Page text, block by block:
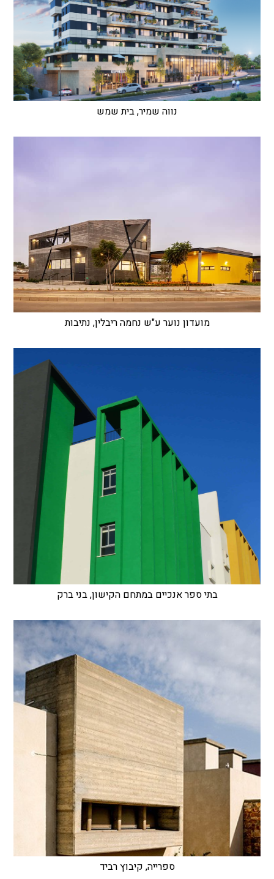
נווה שמיר, בית שמש
מועדון נוער ע"ש נחמה ריבלין, נתיבות
בתי ספר אנכיים במתחם הקישון, בני ברק
ספרייה, קיבוץ רביד